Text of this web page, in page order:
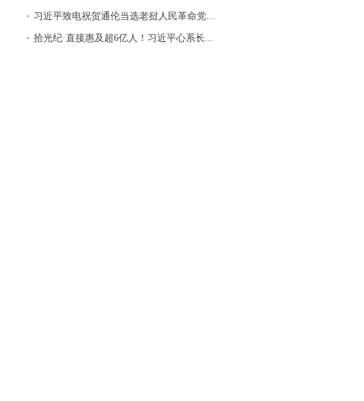
习近平致电祝贺通伦当选老挝人民革命党...
拾光纪·直接惠及超6亿人！习近平心系长...